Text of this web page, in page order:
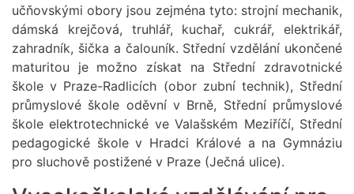
učňovskými obory jsou zejména tyto: strojní mechanik,
dámská krejčová, truhlář, kuchař, cukrář, elektrikář,
zahradník, šička a čalouník. Střední vzdělání ukončené
maturitou je možno získat na Střední zdravotnické
škole v Praze-Radlicích (obor zubní technik), Střední
průmyslové škole oděvní v Brně, Střední průmyslové
škole elektrotechnické ve Valašském Meziříčí, Střední
pedagogické škole v Hradci Králové a na Gymnáziu
pro sluchově postižené v Praze (Ječná ulice).